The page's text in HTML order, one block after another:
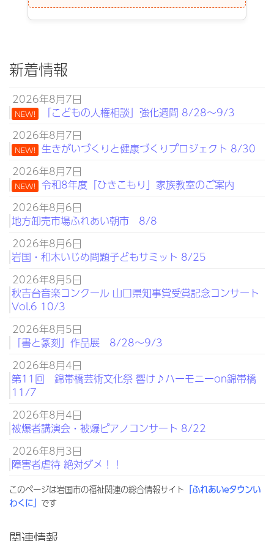
新着情報
2026年8月7日
NEW!
「こどもの人権相談」強化週間 8/28～9/3
2026年8月7日
NEW! 生きがいづくりと健康づくりプロジェクト 8/30
2026年8月7日
NEW! 令和8年度「ひきこもり」家族教室のご案内
2026年8月6日
地方卸売市場ふれあい朝市 8/8
2026年8月6日
岩国・和木いじめ問題子どもサミット 8/25
2026年8月5日
秋吉台音楽コンクール 山口県知事賞受賞記念コンサート
Vol.6 10/3
2026年8月5日
「書と篆刻」作品展 8/28～9/3
2026年8月4日
第11回 錦帯橋芸術文化祭 響け♪ハーモニーon錦帯橋
11/7
2026年8月4日
被爆者講演会・被爆ピアノコンサート 8/22
2026年8月3日
障害者虐待 絶対ダメ！！
このページは岩国市の福祉関連の総合情報サイト 「ふれあいeタウンい
わくに」 です